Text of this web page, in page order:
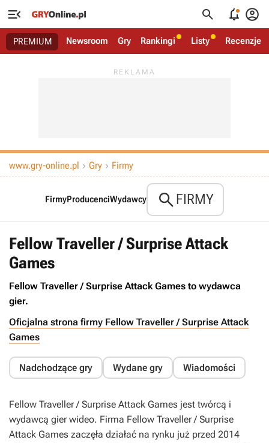
   
PREMIUM Newsroom Gry Rankingi Listy Recenzje
www.gry-online.pl  Gry  Firmy
FirmyProducenciWydawcy FIRMY
Fellow Traveller / Surprise Attack
Games
Fellow Traveller / Surprise Attack Games to wydawca
gier.
Oficjalna strona firmy Fellow Traveller / Surprise Attack
Games
Nadchodzące gry Wydane gry Wiadomości
Fellow Traveller / Surprise Attack Games jest twórcą i
wydawcą gier wideo. Firma Fellow Traveller / Surprise
Attack Games zaczęła działać na rynku już przed 2014